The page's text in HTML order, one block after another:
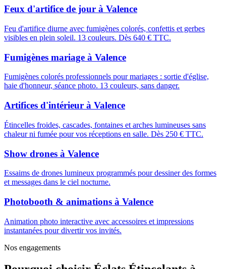
Feux d'artifice de jour à Valence
Feu d'artifice diurne avec fumigènes colorés, confettis et gerbes
visibles en plein soleil. 13 couleurs. Dès 640 € TTC.
Fumigènes mariage à Valence
Fumigènes colorés professionnels pour mariages : sortie d'église,
haie d'honneur, séance photo. 13 couleurs, sans danger.
Artifices d'intérieur à Valence
Étincelles froides, cascades, fontaines et arches lumineuses sans
chaleur ni fumée pour vos réceptions en salle. Dès 250 € TTC.
Show drones à Valence
Essaims de drones lumineux programmés pour dessiner des formes
et messages dans le ciel nocturne.
Photobooth & animations à Valence
Animation photo interactive avec accessoires et impressions
instantanées pour divertir vos invités.
Nos engagements